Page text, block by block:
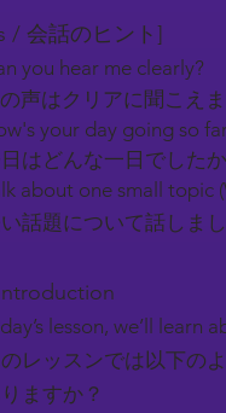
/ 会話のヒント]
you hear me clearly?
声はクリアに聞こえ
your day going so
はどんな一日でした
about one small topic
話題について話しま
lesson, we’ll
レッスンでは以下の
ますか？​